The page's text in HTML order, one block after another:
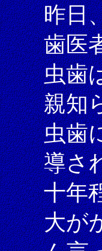
昨日
歯医
虫歯
親知
虫歯
導さ
十年
大が